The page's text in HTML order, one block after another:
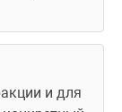
и для